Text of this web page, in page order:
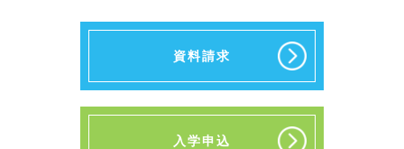
資料請求
入学申込